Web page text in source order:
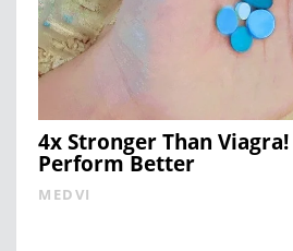
4x Stronger Than Viagra!
Perform Better
MEDVI